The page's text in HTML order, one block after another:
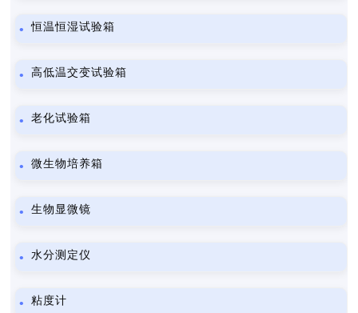
恒温恒湿试验箱
高低温交变试验箱
老化试验箱
微生物培养箱
生物显微镜
水分测定仪
粘度计